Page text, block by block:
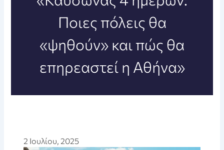
Ποιες πόλεις θα
«ψηθούν» και πώς θα
επηρεαστεί η Αθήνα»
2 Ιουλίου, 2025